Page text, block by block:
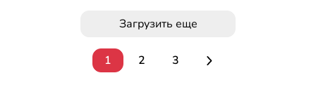
Загрузить еще
1 2 3